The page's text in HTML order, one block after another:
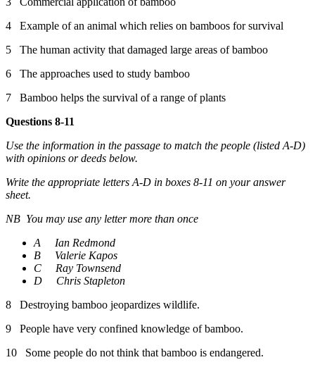
4 Example of an animal which relies on bamboos for survival
5 The human activity that damaged large areas of bamboo
6 The approaches used to study bamboo
7 Bamboo helps the survival of a range of plants
Questions 8-11
Use the information in the passage to match the people (listed A-D)
with opinions or deeds below.
Write the appropriate letters A-D in boxes 8-11 on your answer
sheet.
NB You may use any letter more than once
A Ian Redmond
B Valerie Kapos
C Ray Townsend
D Chris Stapleton
8 Destroying bamboo jeopardizes wildlife.
9 People have very confined knowledge of bamboo.
10 Some people do not think that bamboo is endangered.